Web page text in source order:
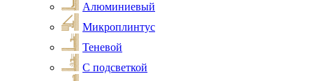
Алюминиевый
Микроплинтус
Теневой
С подсветкой